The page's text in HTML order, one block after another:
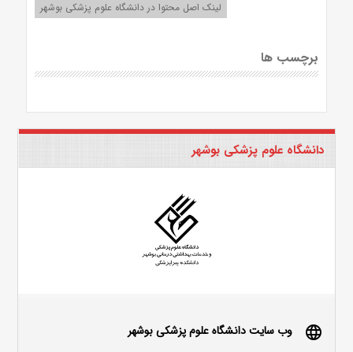
لینک اصل محتوا در دانشگاه علوم پزشکی بوشهر
برچسب ها
دانشگاه علوم پزشکی بوشهر
language وب سایت دانشگاه علوم پزشکی بوشهر